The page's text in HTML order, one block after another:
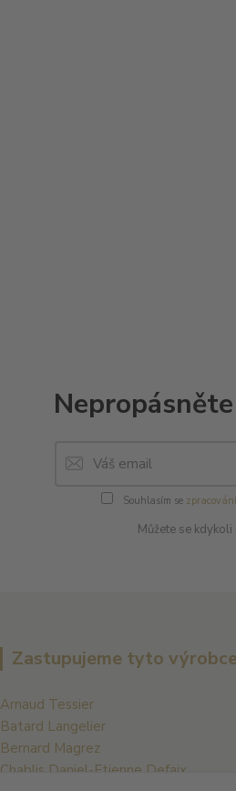
Souhlasím se
Můžete se
Zastupujeme tyto výrobce
Arnaud Tessier
Batard Langelier
Bernard Magrez
Chablis Daniel-Etienne Defaix